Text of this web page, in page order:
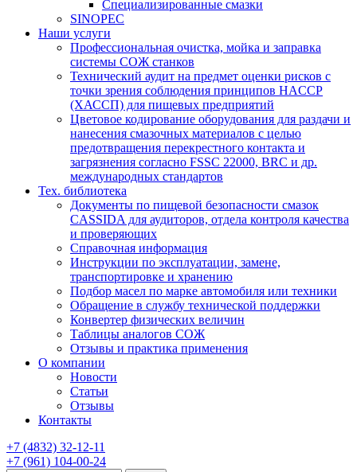
Специализированные смазки
SINOPEC
Наши услуги
Профессиональная очистка, мойка и заправка
системы СОЖ станков
Технический аудит на предмет оценки рисков с
точки зрения соблюдения принципов HACCP
(ХАССП) для пищевых предприятий
Цветовое кодирование оборудования для раздачи и
нанесения смазочных материалов с целью
предотвращения перекрестного контакта и
загрязнения согласно FSSC 22000, BRC и др.
международных стандартов
Тех. библиотека
Документы по пищевой безопасности смазок
CASSIDA для аудиторов, отдела контроля качества
и проверяющих
Справочная информация
Инструкции по эксплуатации, замене,
транспортировке и хранению
Подбор масел по марке автомобиля или техники
Обращение в службу технической поддержки
Конвертер физических величин
Таблицы аналогов СОЖ
Отзывы и практика применения
О компании
Новости
Статьи
Отзывы
Контакты
+7 (4832) 32-12-11
+7 (961) 104-00-24